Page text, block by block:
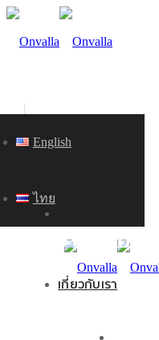
เกี่ยวกับเรา
English
ไทย
KNOWLEDGE